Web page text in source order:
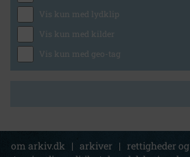
Vis kun med lydklip
Vis kun med kilder
Vis kun med geo-tag
om arkiv.dk | arkiver | rettigheder